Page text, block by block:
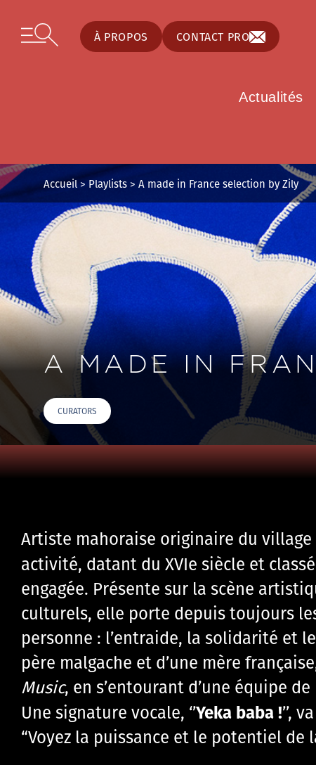
Skip to content
Open secondary menu
À PROPOS CONTACT PRO
Actualités
Accueil>Playlists> A made in France selection by Zily
A MADE IN
CURATORS
Artiste mahoraise originaire du
activité, datant du XVIe siècle et
engagée. Présente sur la scène
culturels, elle porte depuis toujours
personne : l’entraide, la solidarité et
père malgache et d’une mère
Music, en s’entourant d’une équipe
Une signature vocale, ‘’Yeka baba !’’,
“Voyez la puissance et le potentiel de